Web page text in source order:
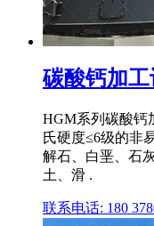
碳酸钙加
HGM系列碳酸钙
氏硬度≤6级的非
解石、白垩、石
土、滑 .
联系电话: 180